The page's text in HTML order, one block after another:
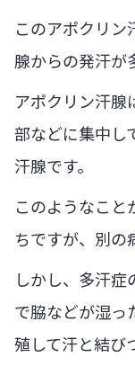
このアポクリ
腺からの発汗が
アポクリン汗腺
部などに集中し
汗腺です。
このようなこ
ちですが、別の
しかし、多汗
で脇などが湿っ
殖して汗と結び